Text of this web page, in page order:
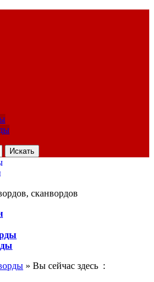
сканвордов
» Вы сейчас здесь :